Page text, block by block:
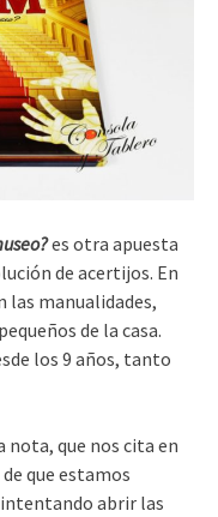
es otra apuesta
de acertijos. En
las manualidades,
de la casa.
los 9 años, tanto
nota, que nos cita en
que estamos
intentando abrir las